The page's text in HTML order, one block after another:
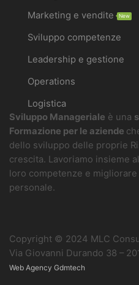
Marketing e vendite New
Sviluppo competenze
Leadership e gestione
Operations
Logistica
Sviluppo Manageriale è una
Formazione per le aziende
dello sviluppo delle proprie
crescita. Lavoriamo insieme
loro competenze e
personale.
Copyright © 2024 MLC
Via Giovanni Durando 38 –
Web Agency Gdmtech